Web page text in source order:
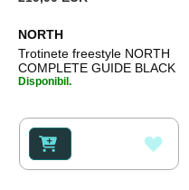
NORTH
Trotinete freestyle NORTH
COMPLETE GUIDE BLACK
Disponibil.
LA